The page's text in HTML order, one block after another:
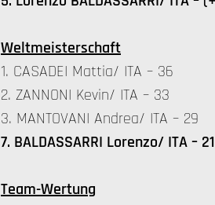
Weltmeisterschaft
1. CASADEI Mattia/ ITA – 36
2. ZANNONI Kevin/ ITA – 33
3. MANTOVANI Andrea/ ITA – 29
7. BALDASSARRI Lorenzo/ ITA – 21
Team-Wertung